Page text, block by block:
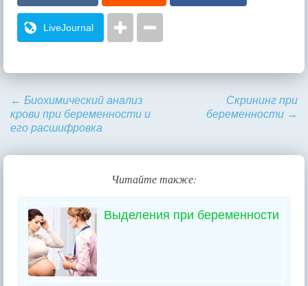
LiveJournal
← Биохимический анализ
крови при беременности и
его расшифровка
Скрининг при
беременности →
Читайте также:
Выделения при беременности